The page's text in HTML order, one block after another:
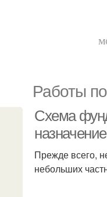
Работы
Схема
Прежде всего,
небольших